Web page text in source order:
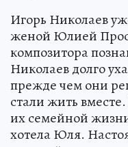
Игорь Николаев
женой Юлией
композитора
Николаев долго
прежде чем они
стали жить
их семейной
хотела Юля.